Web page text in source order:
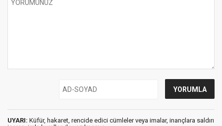
UYARI: Küfür, hakaret, rencide edici cümleler veya imalar, inançlara saldırı